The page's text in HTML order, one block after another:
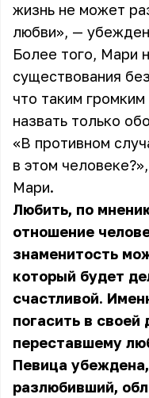
жизнь не может
любви», —
Более того, Мари
существования
что таким
назвать только
«В противном
в этом
Мари.
Любить, по
отношение
знаменитость
который будет
счастливой.
погасить в
переставшему
Певица
разлюбивший,